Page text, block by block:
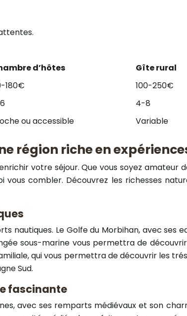
d’hôtes Gîte rural
180€ 100-250€
4-8
ou accessible Variable
région riche en
votre séjour. Que vous soyez amateur
combler. Découvrez les richesses
nautiques. Le Golfe du Morbihan, avec ses
sous-marine vous permettra de
qui vous permettra de découvrir les
Sud.
fascinante
avec ses remparts médiévaux et son